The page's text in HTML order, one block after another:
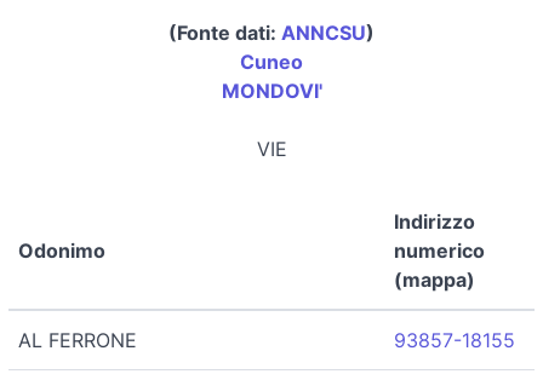
(Fonte dati: ANNCSU)
Cuneo
MONDOVI'
VIE
Odonimo
Indirizzo
numerico
(mappa)
AL FERRONE 93857-18155